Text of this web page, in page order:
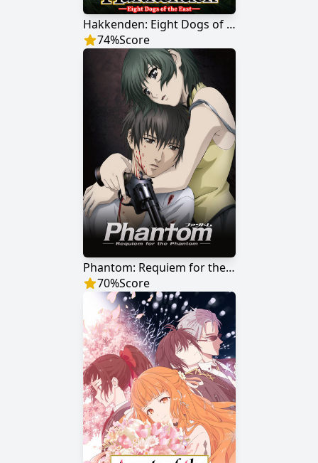
Hakkenden: Eight Dogs of the East
74%Score
Phantom: Requiem for the Phantom
70%Score